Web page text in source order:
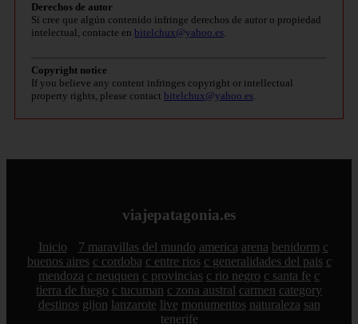
Derechos de autor
Si cree que algún contenido infringe derechos de autor o propiedad
intelectual, contacte en bitelchux@yahoo.es.
Copyright notice
If you believe any content infringes copyright or intellectual
property rights, please contact bitelchux@yahoo.es.
viajepatagonia.es
Inicio 7 maravillas del mundo america arena benidorm c
buenos aires c cordoba c entre rios c generalidades del pais c
mendoza c neuquen c provincias c rio negro c santa fe c
tierra de fuego c tucuman c zona austral carmen category
destinos gijon lanzarote live monumentos naturaleza san
tenerife